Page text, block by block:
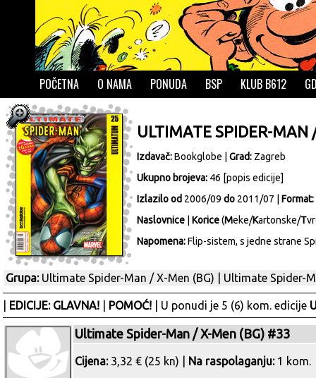
POČETNA O NAMA PONUDA BSP KLUB B612
ULTIMATE SPIDER-MAN
Izdavač:Bookglobe Grad: Zagreb
Ukupno brojeva: 46 [popis edicije]
Izlazilo od 2006/09 do 2011/07 | Format:
Naslovnice
Korice(Meke/Kartonske/T
Napomena:Flip-sistem, s jedne strane
Grupa: Ultimate Spider-Man / X-Men (BG) Ultimate Spider-
EDICIJE: GLAVNA! POMOĆ! | U ponudi je 5 (6) kom. edicije
Ultimate Spider-Man / X-Men (BG) #33
Cijena:3,32 € (25 kn) | Na raspolaganju:1 kom.